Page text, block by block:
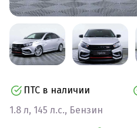
ПТС в наличии
1.8 л, 145 л.с., Бензин